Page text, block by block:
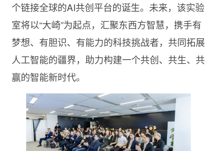
个链接全球的AI共创平台的诞生。未来，该实验
室将以“大崎”为起点，汇聚东西方智慧，携手有
梦想、有胆识、有能力的科技挑战者，共同拓展
人工智能的疆界，助力构建一个共创、共生、共
赢的智能新时代。